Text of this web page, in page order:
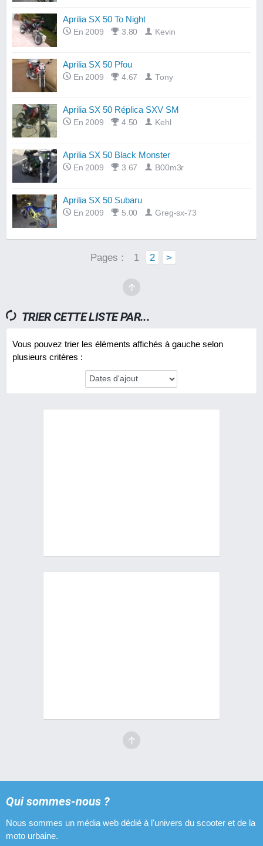
Aprilia SX 50 To Night
En 2009 3.80 Kevin
Aprilia SX 50 Pfou
En 2009 4.67 Tony
Aprilia SX 50 Réplica SXV SM
En 2009 4.50 Kehl
Aprilia SX 50 Black Monster
En 2009 3.67 B00m3r
Aprilia SX 50 Subaru
En 2009 5.00 Greg-sx-73
Pages : 1 2 >
TRIER CETTE LISTE PAR...
Vous pouvez trier les éléments affichés à gauche selon
plusieurs critères :
Qui sommes-nous ?
Nous sommes un média web dédié à l'univers du scooter et de la
moto urbaine.